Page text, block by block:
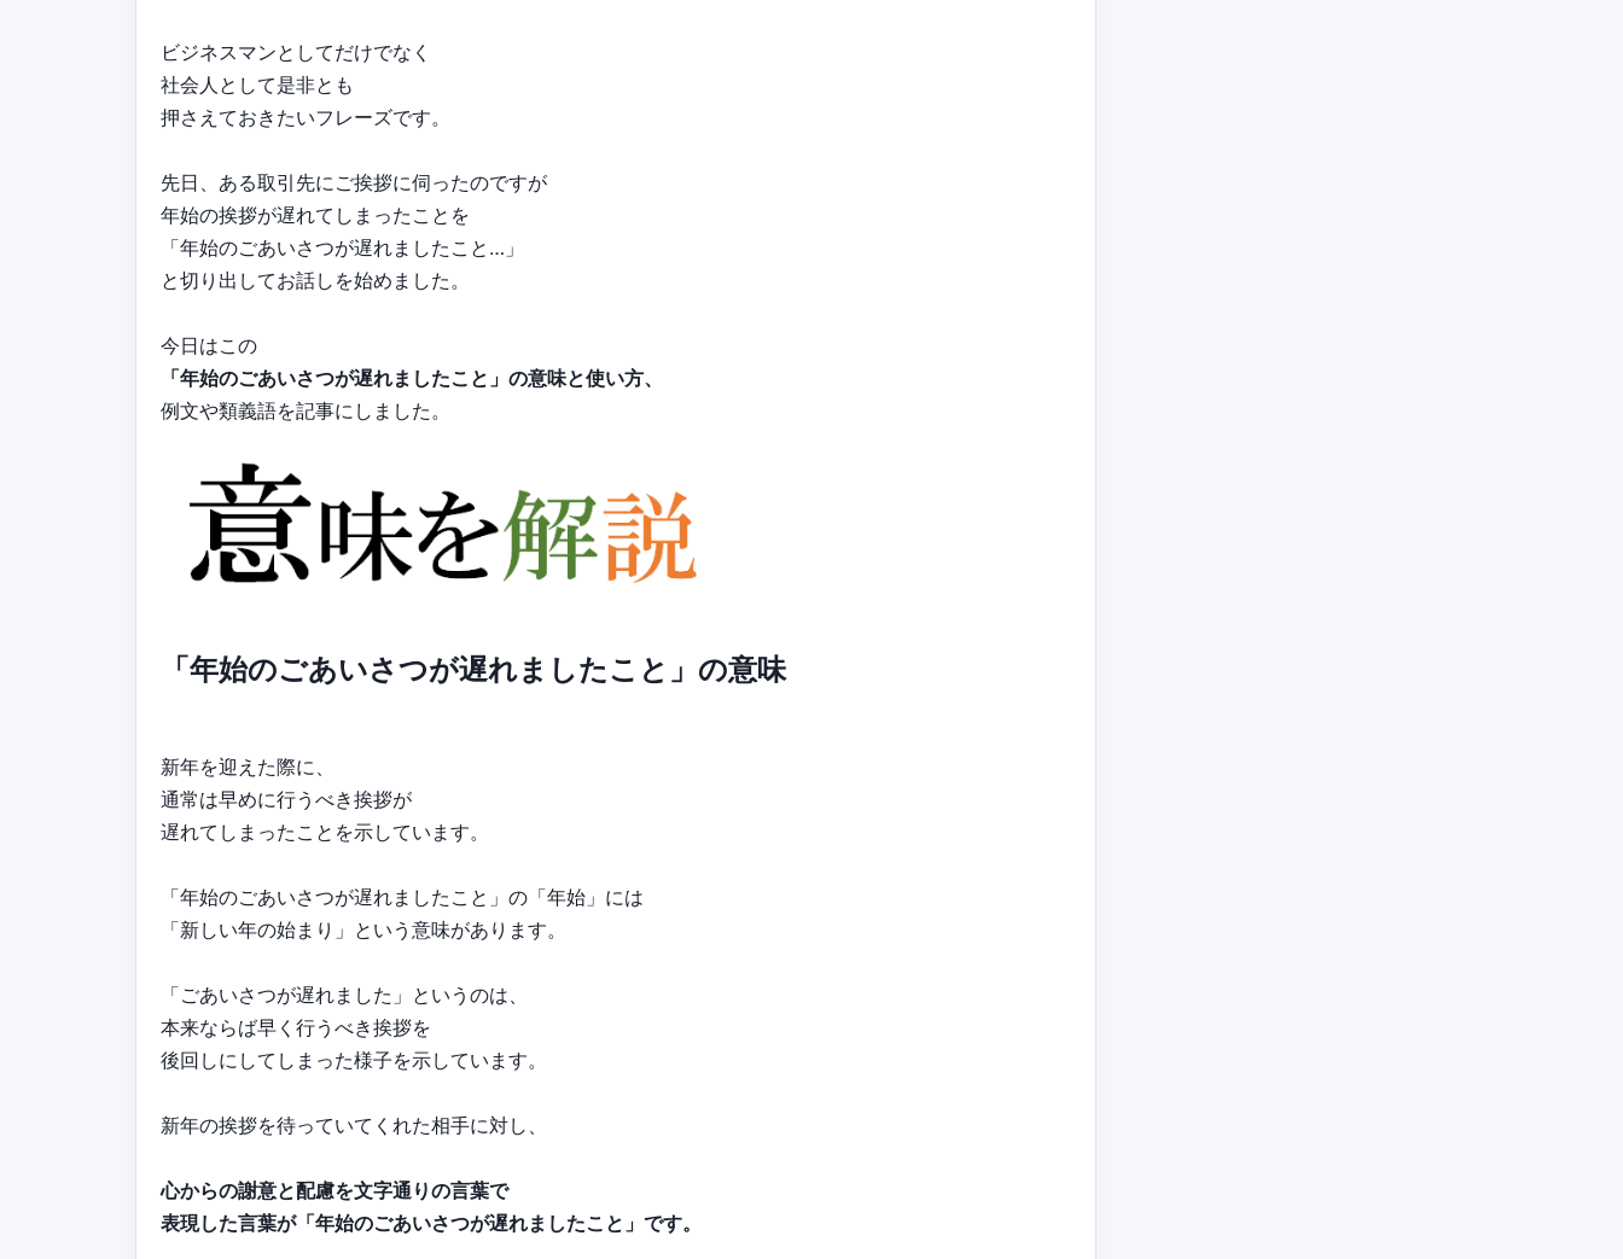
ビジネスマンとしてだけでなく
社会人として是非とも
押さえておきたいフレーズです。
先日、ある取引先にご挨拶に伺ったのですが
年始の挨拶が遅れてしまったことを
「年始のごあいさつが遅れましたこと…」
と切り出してお話しを始めました。
今日はこの
「年始のごあいさつが遅れましたこと」の意味と使い方、
例文や類義語を記事にしました。
「年始のごあいさつが遅れましたこと」の意味
新年を迎えた際に、
通常は早めに行うべき挨拶が
遅れてしまったことを示しています。
「年始のごあいさつが遅れましたこと」の「年始」には
「新しい年の始まり」という意味があります。
「ごあいさつが遅れました」というのは、
本来ならば早く行うべき挨拶を
後回しにしてしまった様子を示しています。
新年の挨拶を待っていてくれた相手に対し、
心からの謝意と配慮を文字通りの言葉で
表現した言葉が「年始のごあいさつが遅れましたこと」です。